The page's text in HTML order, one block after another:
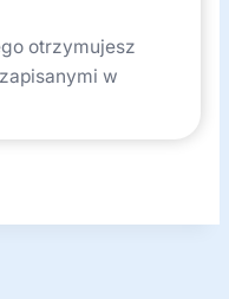
otrzymujesz
w